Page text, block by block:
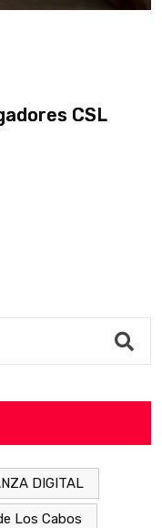
CSL
DIGITAL
Los Cabos